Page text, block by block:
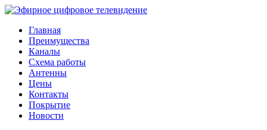
Главная
Преимущества
Каналы
Схема работы
Антенны
Цены
Контакты
Покрытие
Новости